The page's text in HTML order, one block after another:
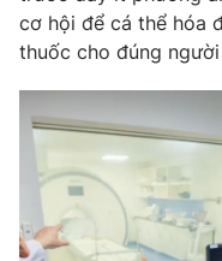
cơ hội để cá thể hóa
thuốc cho đúng người